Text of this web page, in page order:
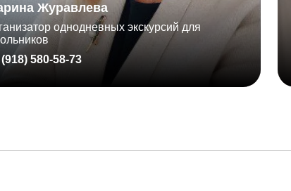
Журавлева
однодневных экскурсий для
580-58-73